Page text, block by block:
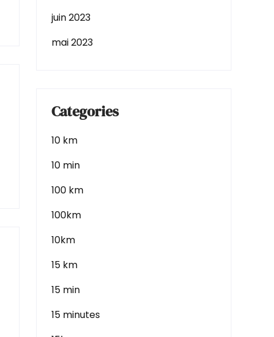
juin 2023
mai 2023
Categories
10 km
10 min
100 km
100km
10km
15 km
15 min
15 minutes